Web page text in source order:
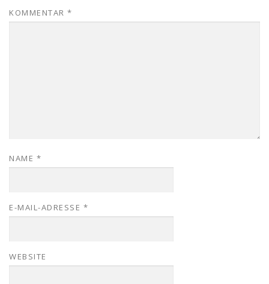
KOMMENTAR *
NAME *
E-MAIL-ADRESSE *
WEBSITE